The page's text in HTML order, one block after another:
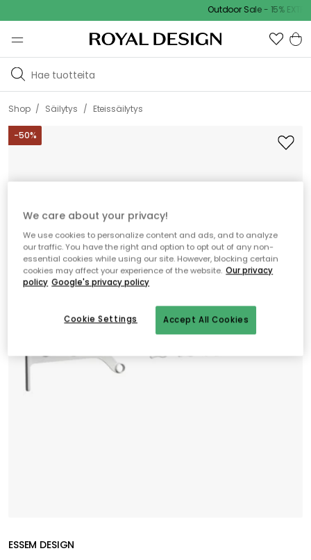
Outdoor Sale - 15%
Shop / Säilytys / Eteissäilytys
-50%
ESSEM DESIGN
We care about your privacy!
We use cookies to personalize content and ads, and to analyze
our traffic. You have the right and option to opt out of any non-
essential cookies while using our site. However, blocking certain
cookies may affect your experience of the website. Our privacy
policy Google's privacy policy
Accept All Cookies
Cookie Settings